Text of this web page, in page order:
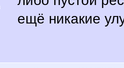
ещё никакие